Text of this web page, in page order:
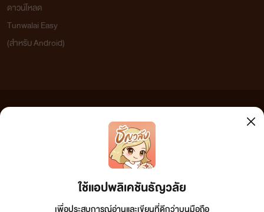
ใช้แอปพลิเคชันธัญวลัย
เพื่อประสบการณ์อ่านและเขียนที่ดีกว่าบนมือถือ
ดาวน์โหลด
Tunwalai Easy
(สำหรับ Android)
เว็บไซต์แห่งนี้ไม่ได้เห็นด้วยและไม่ขอรับผิดชอบต่อข้อความใดๆ ทั้งสิ้น ดังนั้นผู้อ่านทุกท่านโปรดใช้
วิจารณญาณในการกลั่นกรองด้วยตนเอง และหากท่านพบข้อความใดๆ ที่ขัดต่อกฎหมายและศีลธรรม
กรุณาแจ้งมาที่ tunwalai@ookbee.com เพื่อทีมงานจะได้ดำเนินการในทันที ทั้งนี้ ทางเว็บไซต์ขอสงวน
ลิขสิทธิ์ตามพระราชบัญญัติลิขสิทธิ์ (ฉบับเพิ่มเติม) พ.ศ.2558